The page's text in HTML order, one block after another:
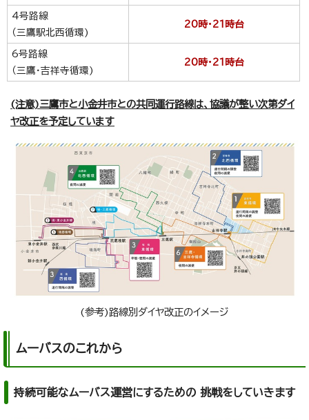
4号路線
（三鷹駅北西循環)
20時・21時台
6号路線
（三鷹・吉祥寺循環)
20時・21時台
(注意)三鷹市と小金井市との共同運行路線は、協議が整い次第ダイ
ヤ改正を予定しています
(参考)路線別ダイヤ改正のイメージ
ムーバスのこれから
持続可能なムーバス運営にするための 挑戦をしていきます